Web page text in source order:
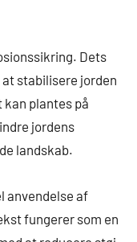
Dets
stabilisere jorden
plantes på
jordens
landskab.
anvendelse af
fungerer som en